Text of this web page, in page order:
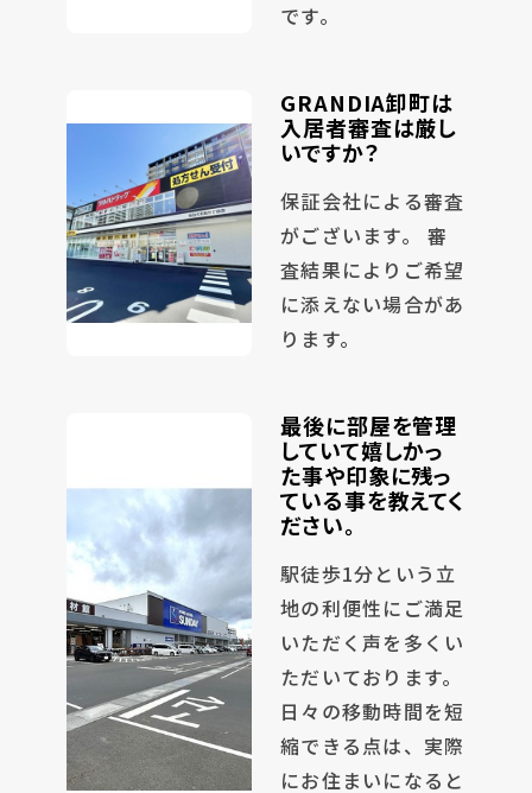
です。
GRANDIA卸町は
入居者審査は厳し
いですか？
保証会社による審査
がございます。 審
査結果によりご希望
に添えない場合があ
ります。
最後に部屋を管理
していて嬉しかっ
た事や印象に残っ
ている事を教えてく
ださい。
駅徒歩1分という立
地の利便性にご満足
いただく声を多くい
ただいております。
日々の移動時間を短
縮できる点は、実際
にお住まいになると